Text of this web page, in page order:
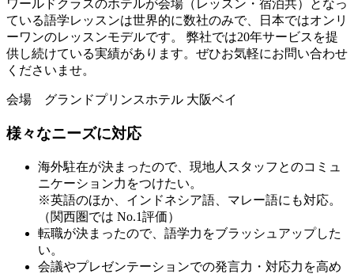
ワールドクラスのホテルが会場（レッスン・宿泊共）となっ
ている語学レッスンは世界的に数社のみで、日本ではオンリ
ーワンのレッスンモデルです。 弊社では20年サービスを提
供し続けている実績があります。ぜひお気軽にお問い合わせ
くださいませ。
会場 グランドプリンスホテル 大阪ベイ
様々なニーズに対応
海外駐在が決まったので、現地人スタッフとのコミュ
ニケーション力をつけたい。
※英語のほか、インドネシア語、マレー語にも対応。
（関西圏では No.1評価）
転職が決まったので、語学力をブラッシュアップした
い。
会議やプレゼンテーションでの発言力・対応力を高め